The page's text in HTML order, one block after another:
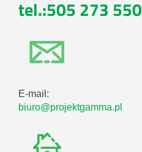
tel.:505 273 550
E-mail:
biuro@projektgamma.pl